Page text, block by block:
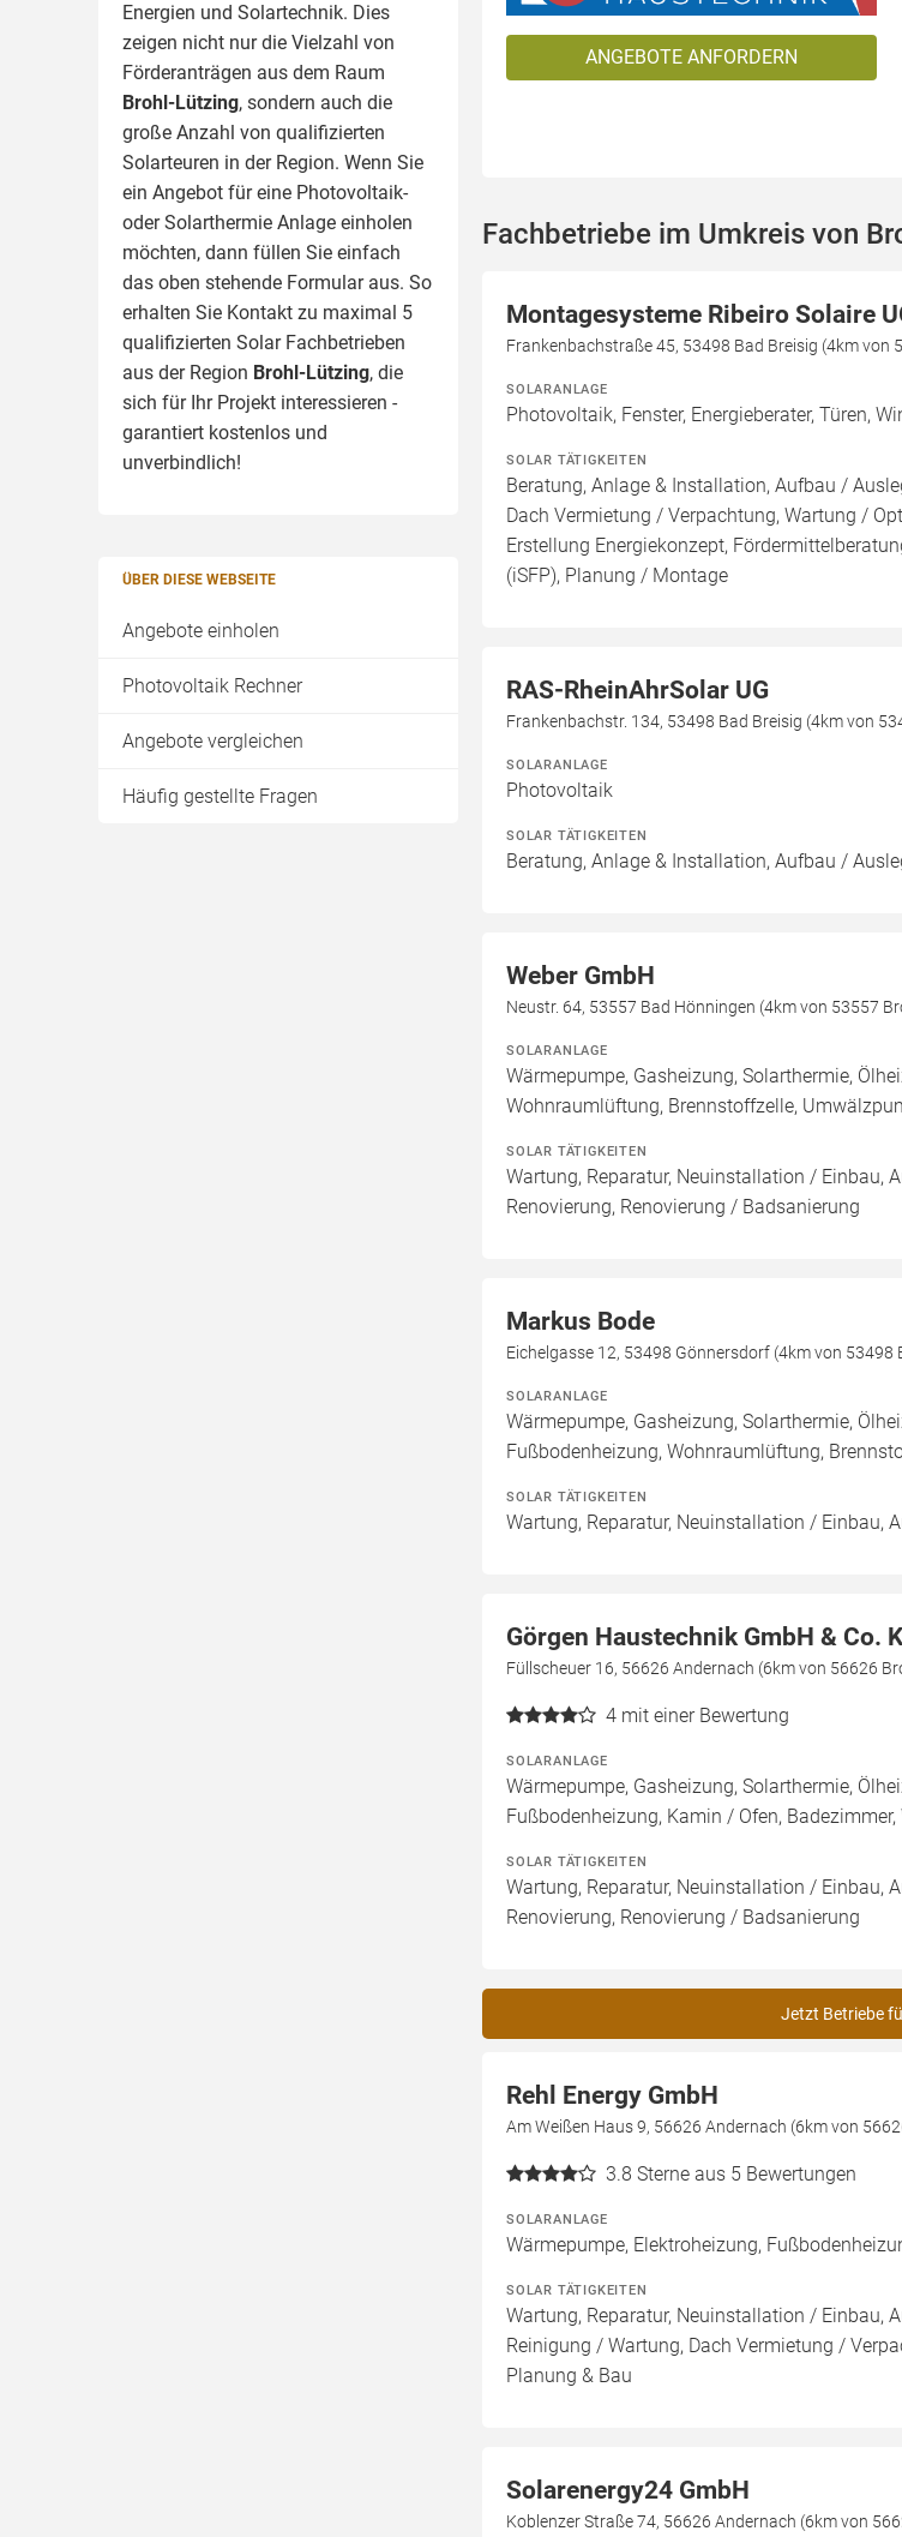
Energien und Solartechnik. Dies
zeigen nicht nur die Vielzahl von
Förderanträgen aus dem Raum
Brohl-Lützing, sondern auch die
große Anzahl von qualifizierten
Solarteuren in der Region. Wenn Sie
ein Angebot für eine Photovoltaik-
oder Solarthermie Anlage einholen
möchten, dann füllen Sie einfach
das oben stehende Formular aus. So
erhalten Sie Kontakt zu maximal 5
qualifizierten Solar Fachbetrieben
aus der Region Brohl-Lützing, die
sich für Ihr Projekt interessieren -
garantiert kostenlos und
unverbindlich!
ÜBER DIESE WEBSEITE
Angebote einholen
Photovoltaik Rechner
Angebote vergleichen
Häufig gestellte Fragen
ANGEBOTE ANFORDERN
Fachbetriebe im Umkreis von
Montagesysteme Ribeiro Solaire
Frankenbachstraße 45, 53498 Bad Breisig (4km von
SOLARANLAGE
Photovoltaik, Fenster, Energieberater, Türen,
SOLAR TÄTIGKEITEN
Beratung, Anlage & Installation, Aufbau /
Dach Vermietung / Verpachtung, Wartung /
Erstellung Energiekonzept,
(iSFP), Planung / Montage
RAS-RheinAhrSolar UG
Frankenbachstr. 134, 53498 Bad Breisig (4km von
SOLARANLAGE
Photovoltaik
SOLAR TÄTIGKEITEN
Beratung, Anlage & Installation, Aufbau /
Weber GmbH
Neustr. 64, 53557 Bad Hönningen (4km von 53557
SOLARANLAGE
Wärmepumpe, Gasheizung, Solarthermie,
Wohnraumlüftung, Brennstoffzelle,
SOLAR TÄTIGKEITEN
Wartung, Reparatur, Neuinstallation / Einbau,
Renovierung, Renovierung / Badsanierung
Markus Bode
Eichelgasse 12, 53498 Gönnersdorf (4km von 53498
SOLARANLAGE
Wärmepumpe, Gasheizung, Solarthermie,
Fußbodenheizung, Wohnraumlüftung,
SOLAR TÄTIGKEITEN
Wartung, Reparatur, Neuinstallation / Einbau,
Görgen Haustechnik GmbH & Co.
Füllscheuer 16, 56626 Andernach (6km von 56626
4 mit einer Bewertung
SOLARANLAGE
Wärmepumpe, Gasheizung, Solarthermie,
Fußbodenheizung, Kamin / Ofen,
SOLAR TÄTIGKEITEN
Wartung, Reparatur, Neuinstallation / Einbau,
Renovierung, Renovierung / Badsanierung
Jetzt Betriebe
Rehl Energy GmbH
Am Weißen Haus 9, 56626 Andernach (6km von
3.8 Sterne aus 5 Bewertungen
SOLARANLAGE
Wärmepumpe, Elektroheizung,
SOLAR TÄTIGKEITEN
Wartung, Reparatur, Neuinstallation / Einbau,
Reinigung / Wartung, Dach Vermietung /
Planung & Bau
Solarenergy24 GmbH
Koblenzer Straße 74, 56626 Andernach (6km von